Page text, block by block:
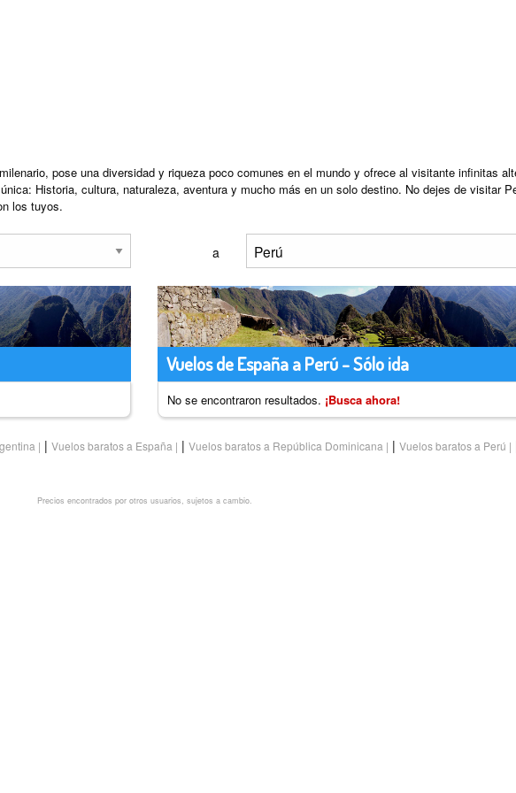
pose una diversidad y riqueza poco comunes en el mundo y ofrece al visitante infinitas
Historia, cultura, naturaleza, aventura y mucho más en un solo destino. No dejes de visitar
los tuyos.
a
Vuelos de España a Perú - Sólo ida
No se encontraron resultados. ¡Busca ahora!
| Vuelos baratos a España | Vuelos baratos a República Dominicana | Vuelos baratos a Perú
Precios encontrados por otros usuarios, sujetos a cambio.